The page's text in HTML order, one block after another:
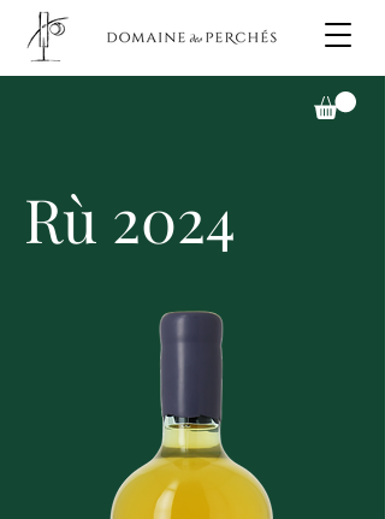
Rù 2024